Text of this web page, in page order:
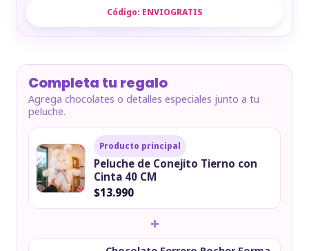
Código: ENVIOGRATIS
Completa tu regalo
Agrega chocolates o detalles especiales junto a tu
peluche.
Producto principal
Peluche de Conejito Tierno con
Cinta 40 CM
$13.990
+